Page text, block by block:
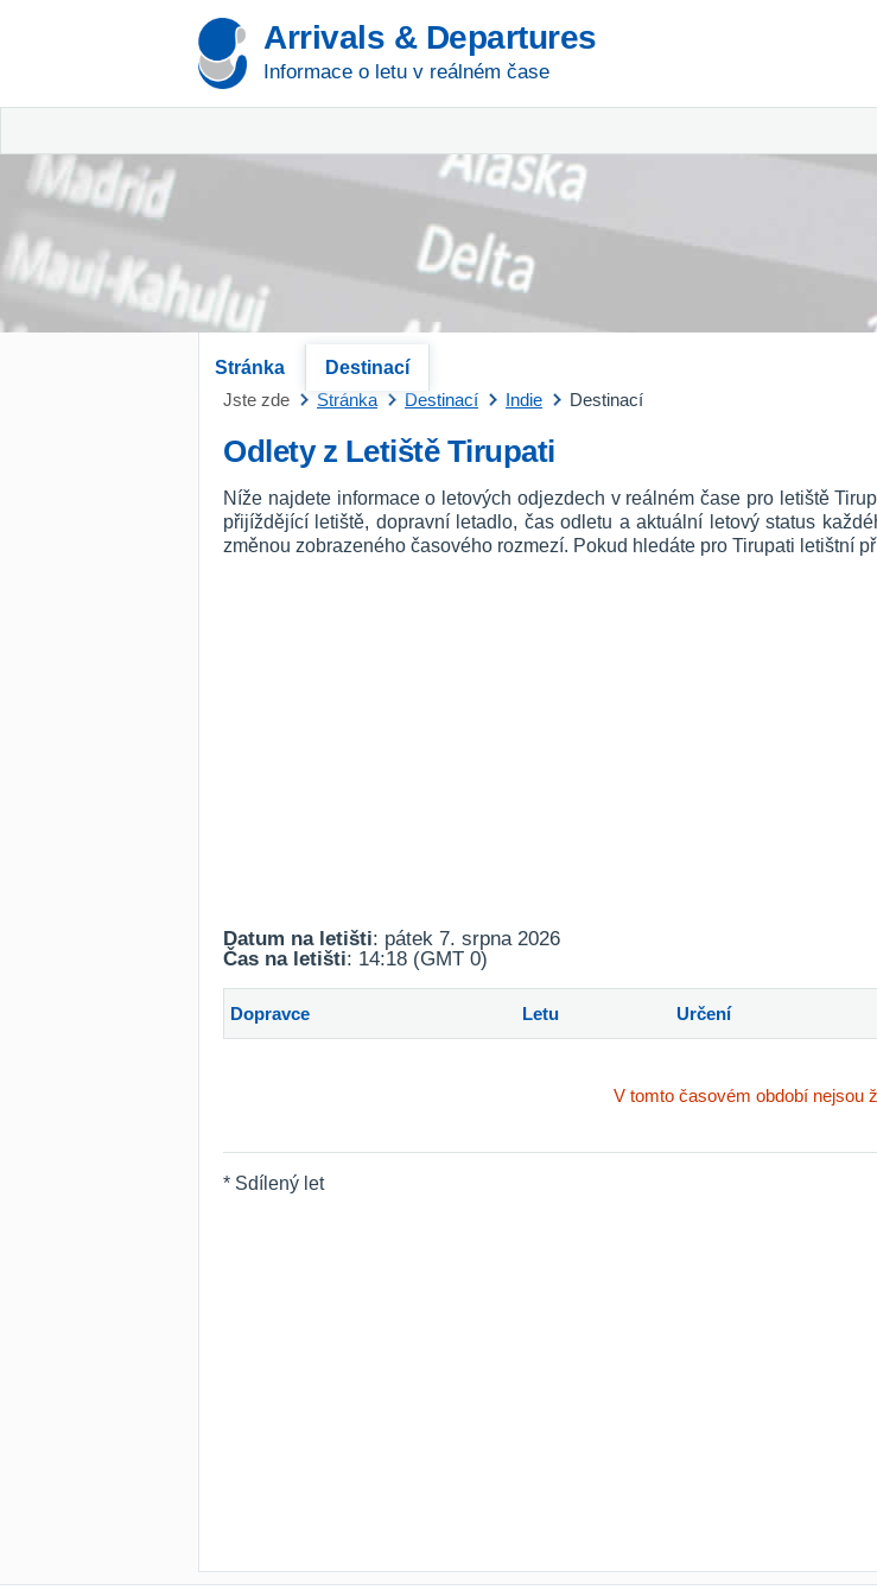
Arrivals & Departures
Informace o letu v reálném čase
Stránka
Destinací
Jste zde
Stránka Destinací Indie Destinací
Odlety z Letiště Tirupati
Níže najdete informace o letových odjezdech v reálném čase pro letiště
přijíždějící letiště, dopravní letadlo, čas odletu a aktuální letový status
změnou zobrazeného časového rozmezí. Pokud hledáte pro Tirupati letištní
Datum na letišti: pátek 7. srpna 2026
Čas na letišti: 14:18 (GMT 0)
Dopravce Letu Určení
V tomto časovém období nejsou
* Sdílený let